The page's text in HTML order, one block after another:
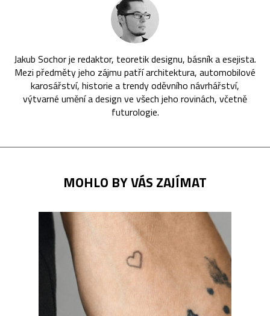
Jakub Sochor je redaktor, teoretik designu, básník a esejista.
Mezi předměty jeho zájmu patří architektura, automobilové
karosářství, historie a trendy oděvního návrhářství,
výtvarné umění a design ve všech jeho rovinách, včetně
futurologie.
MOHLO BY VÁS ZAJÍMAT